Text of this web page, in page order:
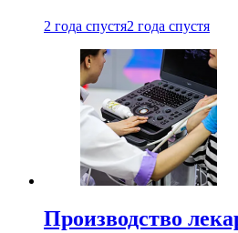
2 года спустя2 года спустя
Производство